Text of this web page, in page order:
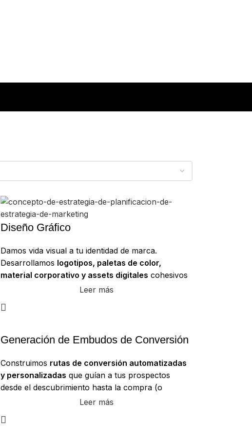
Diseño Gráfico
Damos vida visual a tu identidad de marca.
Desarrollamos logotipos, paletas de color,
material corporativo y assets digitales cohesivos
y profesionales que comunican tu esencia, generan
en todos los puntos de contacto con tu audiencia
Leer más
Generación de Embudos de Conversión
Construimos rutas de conversión automatizadas
y personalizadas que guían a tus prospectos
desde el descubrimiento hasta la compra (o
contratación). A través de email marketing, landing
aceleramos el cierre de ventas y fidelizamos
Leer más